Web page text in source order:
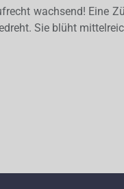
wachsend! Eine
Sie blüht